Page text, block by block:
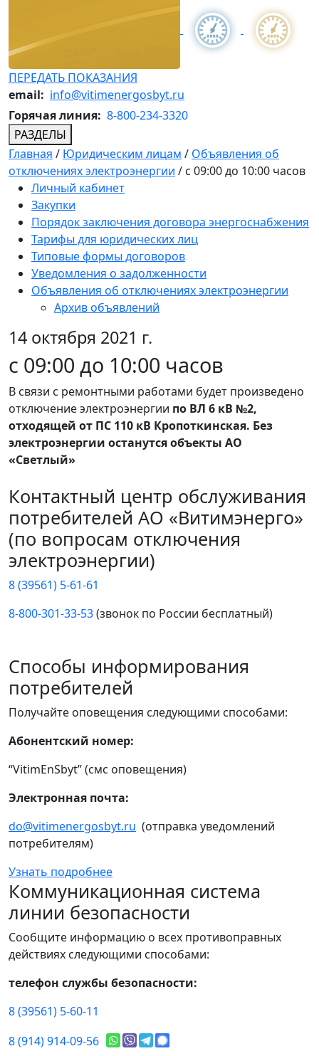
ПЕРЕДАТЬ ПОКАЗАНИЯ
email: info@vitimenergosbyt.ru
Горячая линия: 8-800-234-3320
РАЗДЕЛЫ
Главная / Юридическим лицам / Объявления об
отключениях электроэнергии / с 09:00 до 10:00 часов
Личный кабинет
Закупки
Порядок заключения договора энергоснабжения
Тарифы для юридических лиц
Типовые формы договоров
Уведомления о задолженности
Объявления об отключениях электроэнергии
Архив объявлений
14 октября 2021 г.
с 09:00 до 10:00 часов
В связи с ремонтными работами будет произведено
отключение электроэнергии по ВЛ 6 кВ №2,
отходящей от ПС 110 кВ Кропоткинская. Без
электроэнергии останутся объекты АО
«Светлый»
Контактный центр обслуживания
потребителей АО «Витимэнерго»
(по вопросам отключения
электроэнергии)
8 (39561) 5-61-61
8-800-301-33-53(звонок по России бесплатный)
Способы информирования
потребителей
Получайте оповещения следующими способами:
Абонентский номер:
“VitimEnSbyt” (смс оповещения)
Электронная почта:
do@vitimenergosbyt.ru (отправка уведомлений
потребителям)
Узнать подробнее
Коммуникационная система
линии безопасности
Сообщите информацию о всех противоправных
действиях следующими способами:
телефон службы безопасности:
8 (39561) 5-60-11
8 (914) 914-09-56